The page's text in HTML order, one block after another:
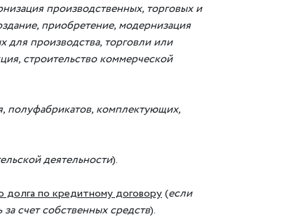
производственных, торговых и
приобретение, модернизация
для производства, торговли или
строительство коммерческой
полуфабрикатов, комплектующих,
деятельности).
долга по кредитному договору(если
счет собственных средств).